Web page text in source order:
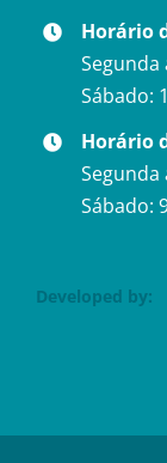
Horário
Segunda
Sábado:
Horário
Segunda
Sábado:
Developed by: